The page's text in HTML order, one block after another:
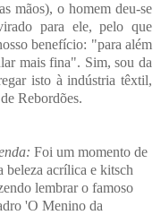
mãos), o homem deu-se
para ele, pelo que
benefício: "para além
mais fina". Sim, sou da
isto à indústria têxtil,
de Rebordões.
Foi um momento de
beleza acrílica e kitsch
lembrar o famoso
'O Menino da